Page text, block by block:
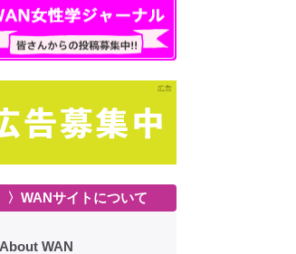
〉WANサイトについて
About WAN